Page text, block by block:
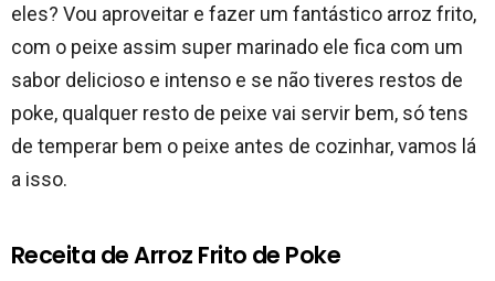
eles? Vou aproveitar e fazer um fantástico arroz frito,
com o peixe assim super marinado ele fica com um
sabor delicioso e intenso e se não tiveres restos de
poke, qualquer resto de peixe vai servir bem, só tens
de temperar bem o peixe antes de cozinhar, vamos lá
a isso.
Receita de Arroz Frito de Poke